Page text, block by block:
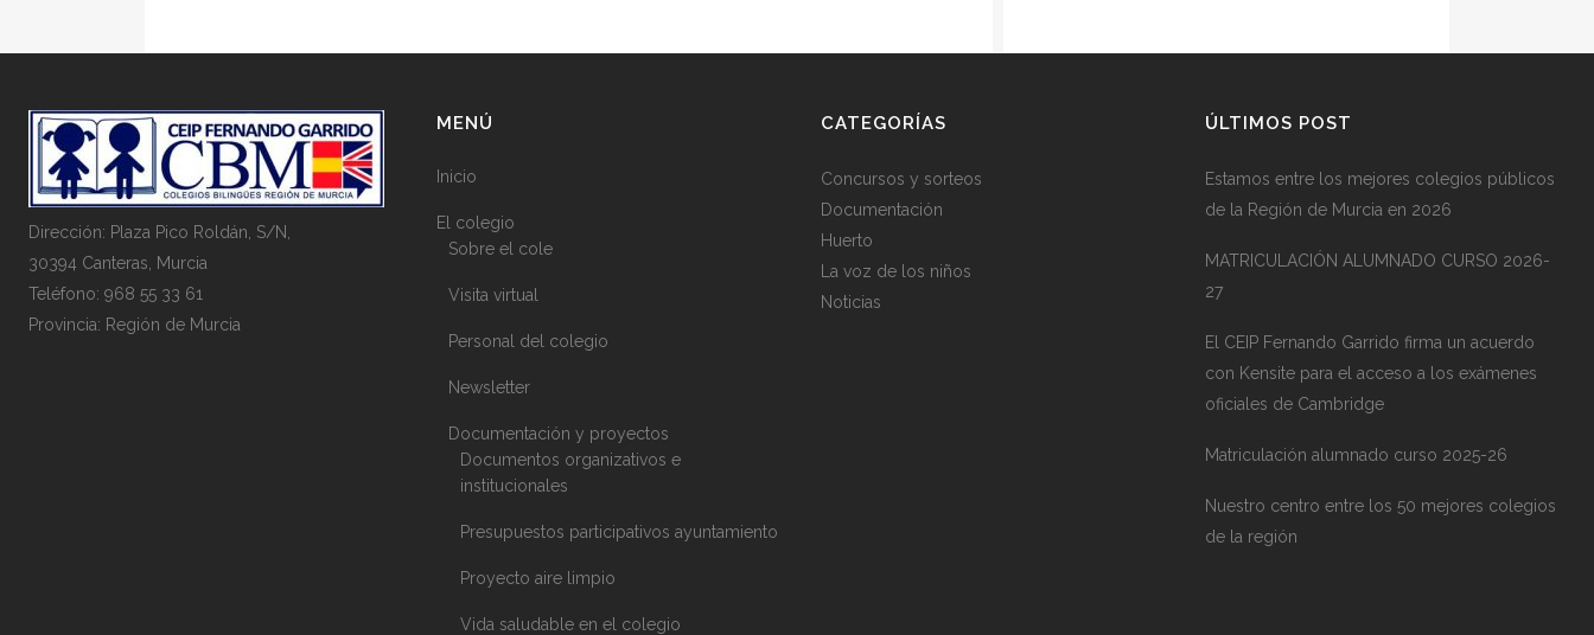
Dirección: Plaza Pico Roldán, S/N,
30394 Canteras, Murcia
Teléfono: 968 55 33 61
Provincia: Región de Murcia
MENÚ
Inicio
El colegio
Sobre el cole
Visita virtual
Personal del colegio
Newsletter
Documentación y proyectos
Documentos organizativos e
institucionales
Presupuestos participativos ayuntamiento
Proyecto aire limpio​
Vida saludable en el colegio
CATEGORÍAS
Concursos y sorteos
Documentación
Huerto
La voz de los niños
Noticias
ÚLTIMOS POST
Estamos entre los mejores colegios públicos
de la Región de Murcia en 2026
MATRICULACIÓN ALUMNADO CURSO 2026-
27
El CEIP Fernando Garrido firma un acuerdo
con Kensite para el acceso a los exámenes
oficiales de Cambridge
Matriculación alumnado curso 2025-26
Nuestro centro entre los 50 mejores colegios
de la región